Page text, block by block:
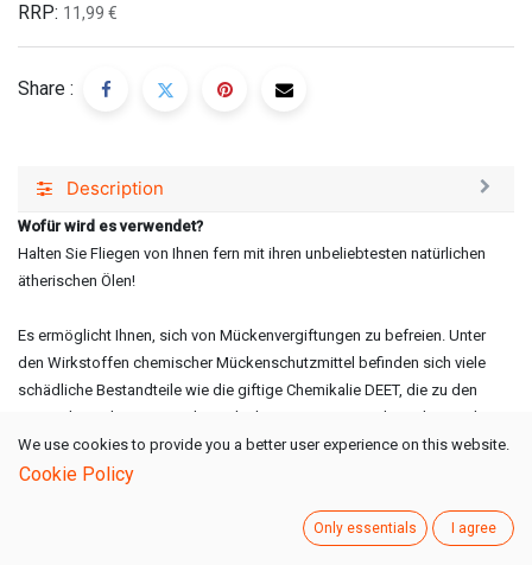
RRP: 11,99 €
Share :
Description
Wofür wird es verwendet?
Halten Sie Fliegen von Ihnen fern mit ihren unbeliebtesten natürlichen
ätherischen Ölen!
Es ermöglicht Ihnen, sich von Mückenvergiftungen zu befreien. Unter
den Wirkstoffen chemischer Mückenschutzmittel befinden sich viele
schädliche Bestandteile wie die giftige Chemikalie DEET, die zu den
Pestiziden gehört. Wenn diese direkt eingeatmet werden oder mit den
Händen und der Haut in Berührung kommen, kann es zu
schwerwiegenden gesundheitlichen Reaktionen kommen. Das
We use cookies to provide you a better user experience on this website.
Cookie Policy
Only essentials I agree